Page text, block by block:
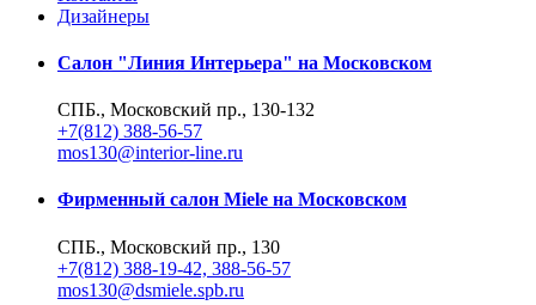
Дизайнеры
Салон "Линия Интерьера" на Московском
СПБ., Московский пр., 130-132
+7(812) 388-56-57
mos130@interior-line.ru
Фирменный салон Miele на Московском
СПБ., Московский пр., 130
+7(812) 388-19-42, 388-56-57
mos130@dsmiele.spb.ru